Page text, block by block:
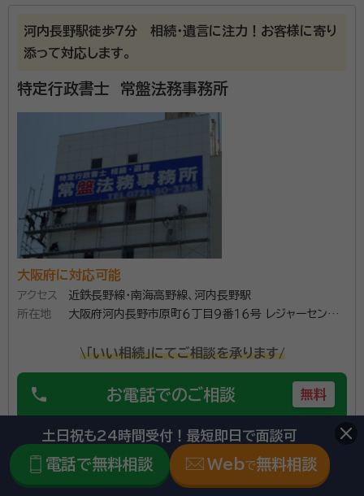
河内長野駅徒歩７分 相続・遺言に注力！お客様に寄り
添って対応します。
特定行政書士 常盤法務事務所
大阪府に対応可能
アクセス
近鉄長野線・南海高野線、河内長野駅
所在地
大阪府河内長野市原町６丁目９番１６号 レジャーセンタ
\「いい相続」にてご相談を承ります/
phone お電話でのご相談 無料
mail Web相談も受付中 無料
土日祝も24時間受付！最短即日で面談可
電話で無料相談 Webで無料相談